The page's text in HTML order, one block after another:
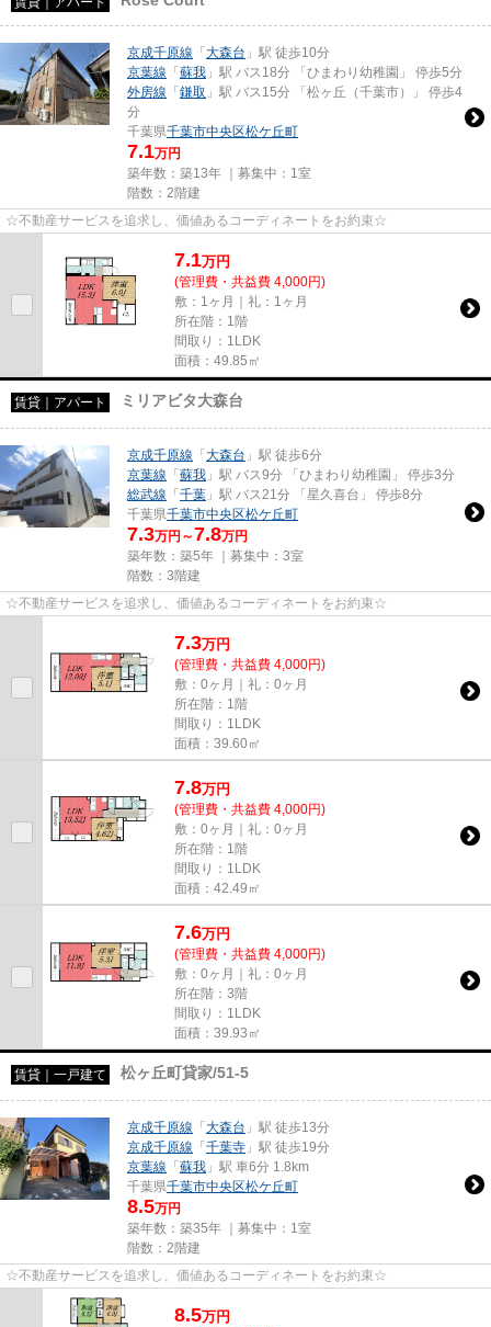
京成千原線 「大森台 」駅 徒歩10分
京葉線 「蘇我 」駅 バス18分 「ひまわり幼稚園」 停歩5分
外房線 「鎌取 」駅 バス15分 「松ヶ丘（千葉市）」 停歩4
分
千葉県千葉市中央区松ケ丘町
7.1万円
築年数：築13年 ｜募集中： 1室
階数：2階建
☆不動産サービスを追求し、価値あるコーディネートをお約束☆
7.1万円
(管理費・共益費 4,000円)
敷：1ヶ月｜礼：1ヶ月
所在階：1階
間取り：1LDK
面積：49.85㎡
賃貸｜アパート ミリアビタ大森台
京成千原線 「大森台 」駅 徒歩6分
京葉線 「蘇我 」駅 バス9分 「ひまわり幼稚園」 停歩3分
総武線 「千葉 」駅 バス21分 「星久喜台」 停歩8分
千葉県千葉市中央区松ケ丘町
7.3万円～7.8万円
築年数：築5年 ｜募集中： 3室
階数：3階建
☆不動産サービスを追求し、価値あるコーディネートをお約束☆
7.3万円
(管理費・共益費 4,000円)
敷：0ヶ月｜礼：0ヶ月
所在階：1階
間取り：1LDK
面積：39.60㎡
7.8万円
(管理費・共益費 4,000円)
敷：0ヶ月｜礼：0ヶ月
所在階：1階
間取り：1LDK
面積：42.49㎡
7.6万円
(管理費・共益費 4,000円)
敷：0ヶ月｜礼：0ヶ月
所在階：3階
間取り：1LDK
面積：39.93㎡
賃貸｜一戸建て 松ヶ丘町貸家/51-5
京成千原線 「大森台 」駅 徒歩13分
京成千原線 「千葉寺 」駅 徒歩19分
京葉線 「蘇我 」駅 車6分 1.8km
千葉県千葉市中央区松ケ丘町
8.5万円
築年数：築35年 ｜募集中： 1室
階数：2階建
☆不動産サービスを追求し、価値あるコーディネートをお約束☆
8.5万円